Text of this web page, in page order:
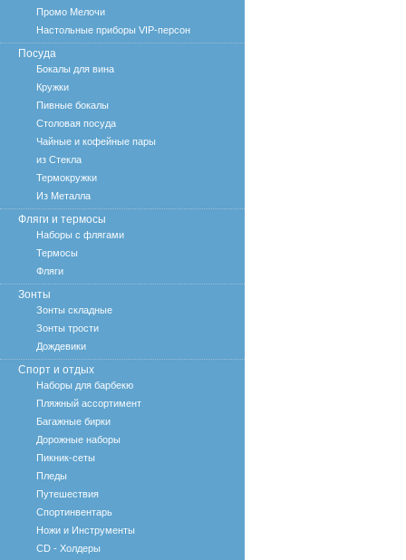
Промо Мелочи
Настольные приборы VIP-персон
Посуда
Бокалы для вина
Кружки
Пивные бокалы
Столовая посуда
Чайные и кофейные пары
из Стекла
Термокружки
Из Металла
Фляги и термосы
Наборы с флягами
Термосы
Фляги
Зонты
Зонты складные
Зонты трости
Дождевики
Спорт и отдых
Наборы для барбекю
Пляжный ассортимент
Багажные бирки
Дорожные наборы
Пикник-сеты
Пледы
Путешествия
Спортинвентарь
Ножи и Инструменты
CD - Холдеры